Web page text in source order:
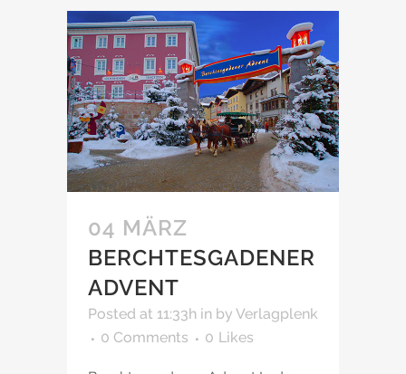
04 MÄRZ
BERCHTESGADENER
ADVENT
Posted at 11:33h in by Verlagplenk
0 Comments
0 Likes